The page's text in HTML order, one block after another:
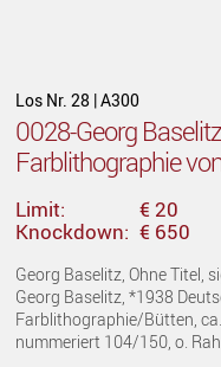
Los Nr. 28 | A300
0028-Georg
Farblithographie
Limit:
€ 20
Knockdown: € 650
Georg Baselitz, Ohne Titel,
Georg Baselitz, *1938
Farblithographie/Bütten,
nummeriert 104/150, o.